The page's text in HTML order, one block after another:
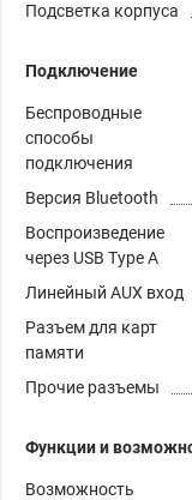
Подсветка корпуса
Подключение
Беспроводные
способы
подключения
Версия Bluetooth
Воспроизведение
через USB Type A
Линейный AUX вход
Разъем для карт
памяти
Прочие разъемы
Функции и
Возможность